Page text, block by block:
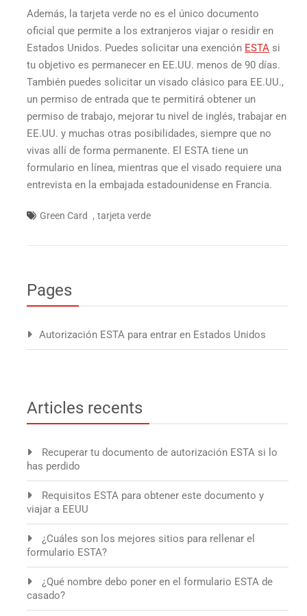
Además, la tarjeta verde no es el único documento
oficial que permite a los extranjeros viajar o residir en
Estados Unidos. Puedes solicitar una exención ESTA si
tu objetivo es permanecer en EE.UU. menos de 90 días.
También puedes solicitar un visado clásico para EE.UU.,
un permiso de entrada que te permitirá obtener un
permiso de trabajo, mejorar tu nivel de inglés, trabajar en
EE.UU. y muchas otras posibilidades, siempre que no
vivas allí de forma permanente. El ESTA tiene un
formulario en línea, mientras que el visado requiere una
entrevista en la embajada estadounidense en Francia.
Green Card , tarjeta verde
Pages
Autorización ESTA para entrar en Estados Unidos
Articles recents
Recuperar tu documento de autorización ESTA si lo
has perdido
Requisitos ESTA para obtener este documento y
viajar a EEUU
¿Cuáles son los mejores sitios para rellenar el
formulario ESTA?
¿Qué nombre debo poner en el formulario ESTA de
casado?